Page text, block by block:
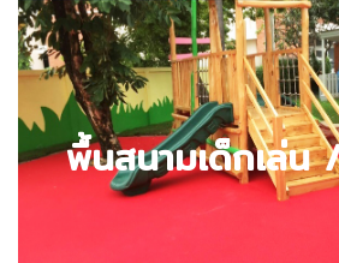
พื้นสนามเด็กเล่น
ตัวอย่างผล